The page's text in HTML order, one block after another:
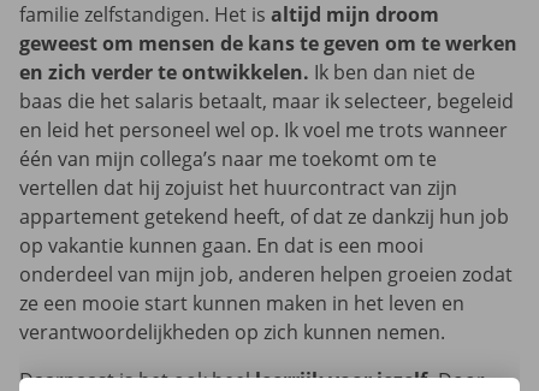
familie zelfstandigen. Het is altijd mijn droom
geweest om mensen de kans te geven om te werken
en zich verder te ontwikkelen. Ik ben dan niet de
baas die het salaris betaalt, maar ik selecteer, begeleid
en leid het personeel wel op. Ik voel me trots wanneer
één van mijn collega’s naar me toekomt om te
vertellen dat hij zojuist het huurcontract van zijn
appartement getekend heeft, of dat ze dankzij hun job
op vakantie kunnen gaan. En dat is een mooi
onderdeel van mijn job, anderen helpen groeien zodat
ze een mooie start kunnen maken in het leven en
verantwoordelijkheden op zich kunnen nemen.
Daarnaast is het ook heelleerrijk voor jezelf.Door